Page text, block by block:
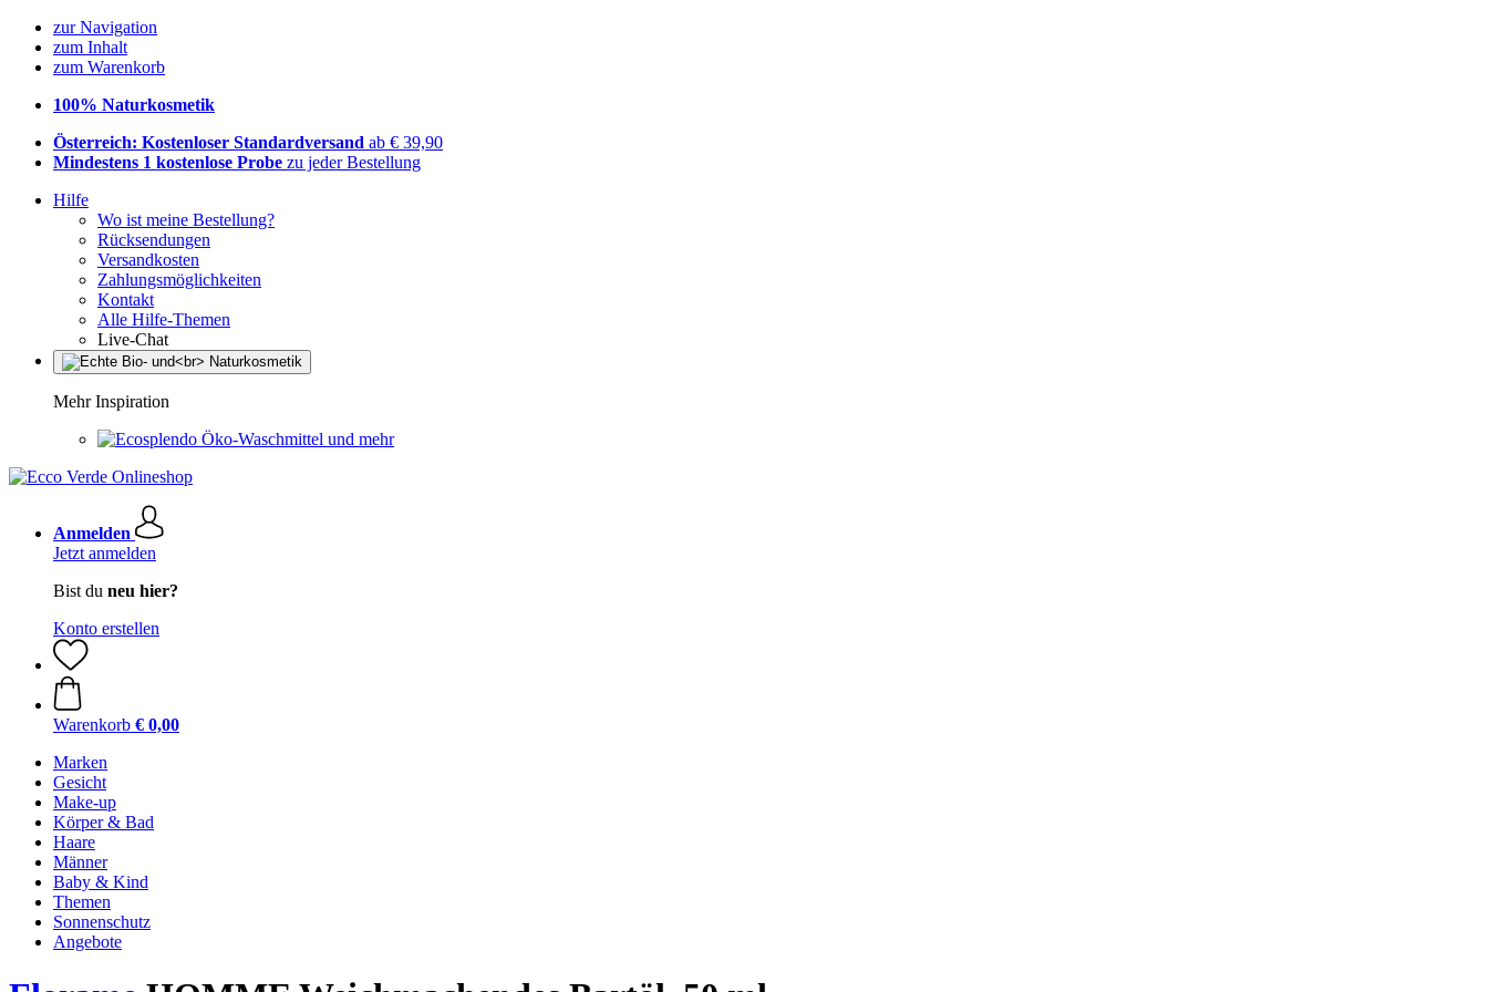
zur Navigation
zum Inhalt
zum Warenkorb
100% Naturkosmetik
Österreich: Kostenloser Standardversand ab € 39,90
Mindestens 1 kostenlose Probe zu jeder Bestellung
Hilfe
Wo ist meine Bestellung?
Rücksendungen
Versandkosten
Zahlungsmöglichkeiten
Kontakt
Alle Hilfe-Themen
Live-Chat
Mehr Inspiration
Öko-Waschmittel und mehr
Anmelden
Jetzt anmelden
Bist du neu hier?
Konto erstellen
Warenkorb € 0,00
Marken
Gesicht
Make-up
Körper & Bad
Haare
Männer
Baby & Kind
Themen
Sonnenschutz
Angebote